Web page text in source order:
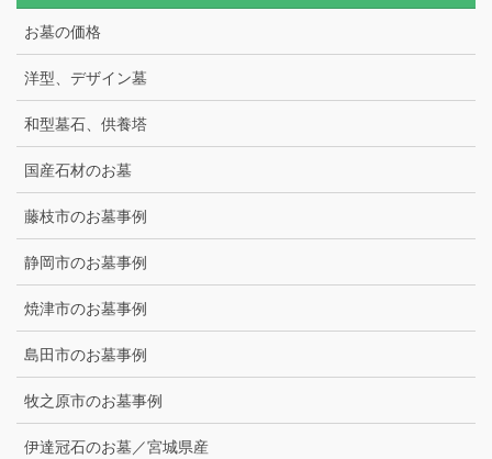
お墓の価格
洋型、デザイン墓
和型墓石、供養塔
国産石材のお墓
藤枝市のお墓事例
静岡市のお墓事例
焼津市のお墓事例
島田市のお墓事例
牧之原市のお墓事例
伊達冠石のお墓／宮城県産